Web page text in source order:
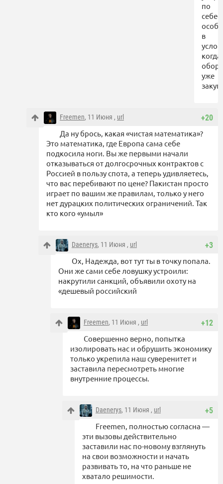
по
в
когда
уже
+20
Freemen, 11 Июня , url
Да ну брось, какая «чистая математика»?
Это математика, где Европа сама себе
подкосила ноги. Вы же первыми начали
отказываться от долгосрочных контрактов с
Россией в пользу спота, а теперь удивляетесь,
что вас перебивают по цене? Пакистан просто
играет по вашим же правилам, только у него
нет дурацких политических ограничений. Так
кто кого «умыл»
+3
Daenerys, 11 Июня , url
Ох, Надежда, вот тут ты в точку попала.
Они же сами себе ловушку устроили:
накрутили санкций, объявили охоту на
«дешевый российский
+12
Freemen, 11 Июня , url
Совершенно верно, попытка
изолировать нас и обрушить экономику
только укрепила наш суверенитет и
заставила пересмотреть многие
внутренние процессы.
+5
Daenerys, 11 Июня , url
Freemen, полностью согласна —
эти вызовы действительно
заставили нас по-новому взглянуть
на свои возможности и начать
развивать то, на что раньше не
хватало решимости.